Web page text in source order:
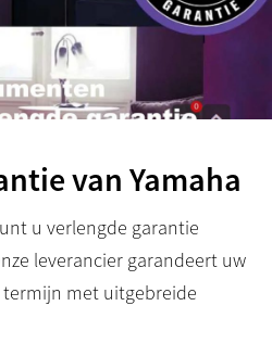
van Yamaha
u verlengde garantie
leverancier garandeert uw
termijn met uitgebreide